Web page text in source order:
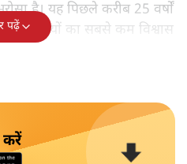
है। यह पिछले करीब 25 वर्षों
भारतीयों का सबसे कम विश्वास
पढ़ें
करें